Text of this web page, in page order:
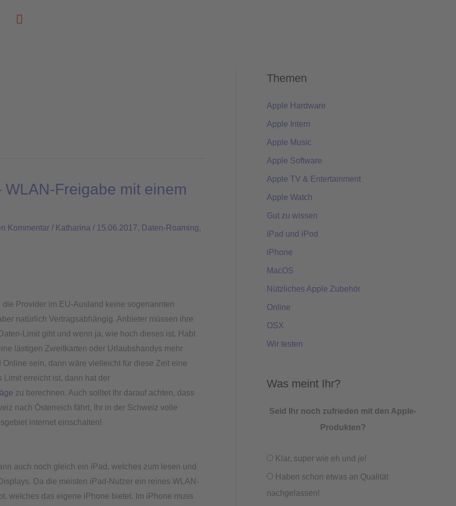
Suchen
Freigabe mit einem
Kommentar / Katharina / 15.06.2017, Daten-Roaming,
die Provider im EU-Ausland keine sogenannten
natürlich Vertragsabhängig. Anbieter müssen ihre
Limit gibt und wenn ja, wie hoch dieses ist. Habt
lästigen Zweitkarten oder Urlaubshandys mehr
sein, dann wäre vielleicht für diese Zeit eine
Limit erreicht ist, dann hat der
zu berechnen. Auch solltet Ihr darauf achten, dass
nach Österreich fährt, Ihr in der Schweiz volle
internet einschalten!
auch noch gleich ein iPad, welches zum lesen und
Da die meisten iPad-Nutzer ein reines WLAN-
welches das eigene iPhone bietet. Im iPhone muss
Themen
Apple Hardware
Apple Intern
Apple Music
Apple Software
Apple TV & Entertainment
Apple Watch
Gut zu wissen
iPad und iPod
iPhone
MacOS
Nützliches Apple Zubehör
Online
OSX
Wir testen
Was meint Ihr?
Seid Ihr noch zufrieden mit den Apple-
Produkten?
Klar, super wie eh und je!
Haben schon etwas an Qualität
nachgelassen!